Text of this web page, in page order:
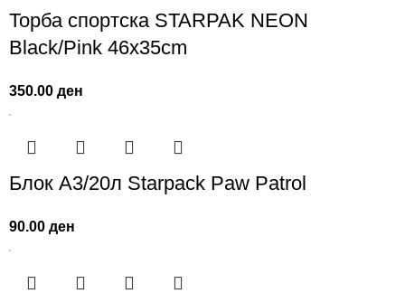
Торба спортска STARPAK NEON
Black/Pink 46х35cm
350.00ден
Блок А3/20л Starpack Paw Patrol
90.00ден